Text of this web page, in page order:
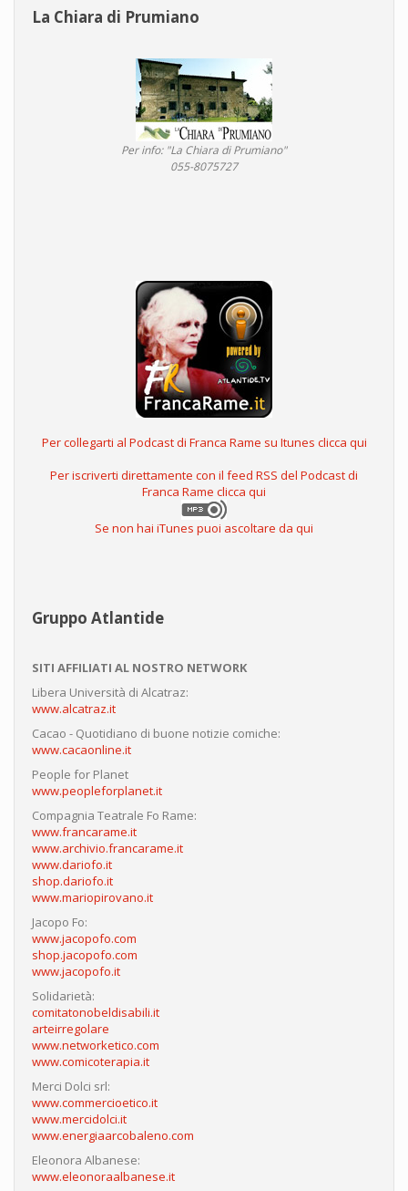
La Chiara di Prumiano
Per info: "La Chiara di Prumiano"
055-8075727
Per collegarti al Podcast di Franca Rame su Itunes clicca qui
Per iscriverti direttamente con il feed RSS del Podcast di
Franca Rame clicca qui
Se non hai iTunes puoi ascoltare da qui
Gruppo Atlantide
SITI AFFILIATI AL NOSTRO NETWORK
Libera Università di Alcatraz:
www.alcatraz.it
Cacao - Quotidiano di buone notizie comiche:
www.cacaonline.it
People for Planet
www.peopleforplanet.it
Compagnia Teatrale Fo Rame:
www.francarame.it
www.archivio.francarame.it
www.dariofo.it
shop.dariofo.it
www.mariopirovano.it
Jacopo Fo:
www.jacopofo.com
shop.jacopofo.com
www.jacopofo.it
Solidarietà:
comitatonobeldisabili.it
arteirregolare
www.networketico.com
www.comicoterapia.it
Merci Dolci srl:
www.commercioetico.it
www.mercidolci.it
www.energiaarcobaleno.com
Eleonora Albanese:
www.eleonoraalbanese.it